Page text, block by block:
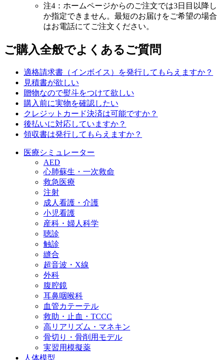
注4：ホームページからのご注文では3日目以降し
か指定できません。最短のお届けをご希望の場合
はお電話にてご注文ください。
ご購入全般でよくあるご質問
適格請求書（インボイス）を発行してもらえますか？
見積書が欲しい
贈物なので熨斗をつけて欲しい
購入前に実物を確認したい
クレジットカード決済は可能ですか？
後払いに対応していますか？
領収書は発行してもらえますか？
医療シミュレーター
AED
心肺蘇生・一次救命
救急医療
注射
成人看護・介護
小児看護
産科・婦人科学
聴診
触診
縫合
超音波・X線
外科
腹腔鏡
耳鼻咽喉科
血管カテーテル
救助・止血・TCCC
高リアリズム・マネキン
骨切り・骨削用モデル
実習用模擬薬
人体模型